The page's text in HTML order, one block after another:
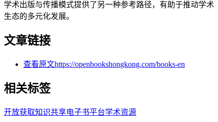
学术出版与传播模式提供了另一种参考路径，有助于推动学术
生态的多元化发展。
文章链接
查看原文https://openbookshongkong.com/books-en
相关标签
开放获取知识共享电子书平台学术资源